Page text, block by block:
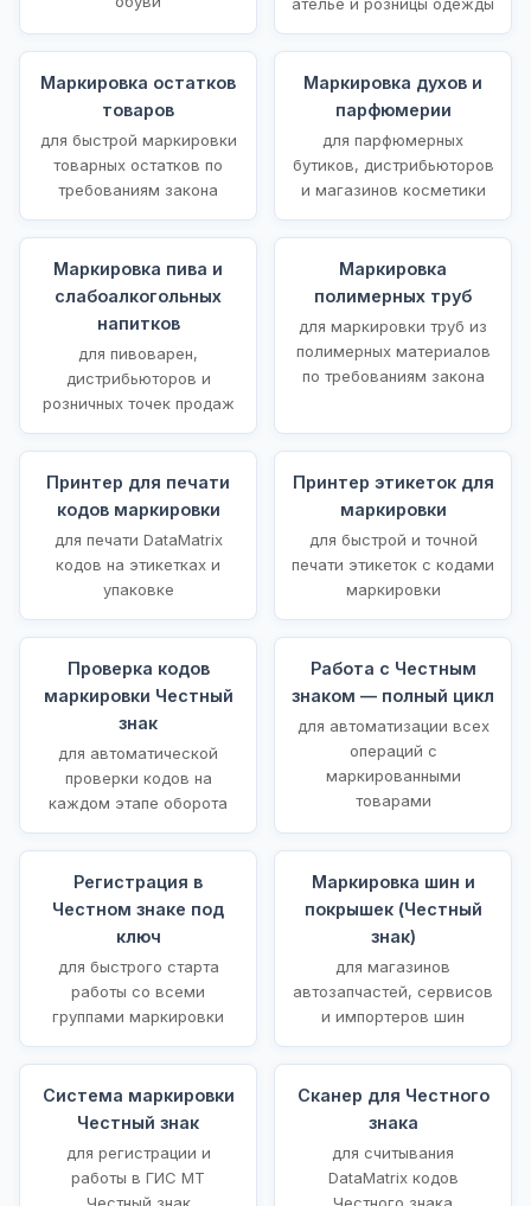
Маркировка остатков
товаров
для быстрой маркировки
товарных остатков по
требованиям закона
Маркировка духов и
парфюмерии
для парфюмерных
бутиков, дистрибьюторов
и магазинов косметики
Маркировка пива и
слабоалкогольных
напитков
для пивоварен,
дистрибьюторов и
розничных точек продаж
Маркировка
полимерных труб
для маркировки труб из
полимерных материалов
по требованиям закона
Принтер для печати
кодов маркировки
для печати DataMatrix
кодов на этикетках и
упаковке
Принтер этикеток для
маркировки
для быстрой и точной
печати этикеток с кодами
маркировки
Проверка кодов
маркировки Честный
знак
для автоматической
проверки кодов на
каждом этапе оборота
Работа с Честным
знаком — полный цикл
для автоматизации всех
операций с
маркированными
товарами
Регистрация в
Честном знаке под
ключ
для быстрого старта
работы со всеми
группами маркировки
Маркировка шин и
покрышек (Честный
знак)
для магазинов
автозапчастей, сервисов
и импортеров шин
Система маркировки
Честный знак
для регистрации и
работы в ГИС МТ
Сканер для Честного
знака
для считывания
DataMatrix кодов